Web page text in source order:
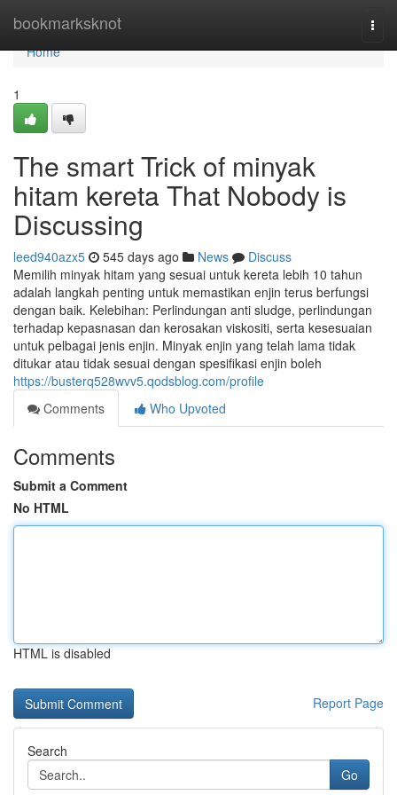
bookmarksknot
Home
Home
1
The smart Trick of minyak
hitam kereta That Nobody is
Discussing
leed940azx5 545 days ago News
Discuss
Memilih minyak hitam yang sesuai untuk kereta lebih 10 tahun
adalah langkah penting untuk memastikan enjin terus berfungsi
dengan baik. Kelebihan: Perlindungan anti sludge, perlindungan
terhadap kepasnasan dan kerosakan viskositi, serta kesesuaian
untuk pelbagai jenis enjin. Minyak enjin yang telah lama tidak
ditukar atau tidak sesuai dengan spesifikasi enjin boleh
https://busterq528wvv5.qodsblog.com/profile
Comments
Who Upvoted
Comments
Submit a Comment
No HTML
HTML is disabled
Report Page
Search
Go